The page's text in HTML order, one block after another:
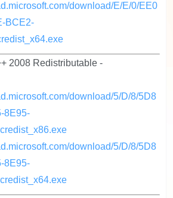
download/E/E/0/EE0
BCE2-
2008 Redistributable -
download/5/D/8/5D8
8E95-
download/5/D/8/5D8
8E95-